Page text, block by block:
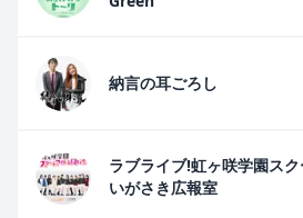
納言の耳ごろし
ラブライブ!虹ヶ咲学園スク
いがさき広報室